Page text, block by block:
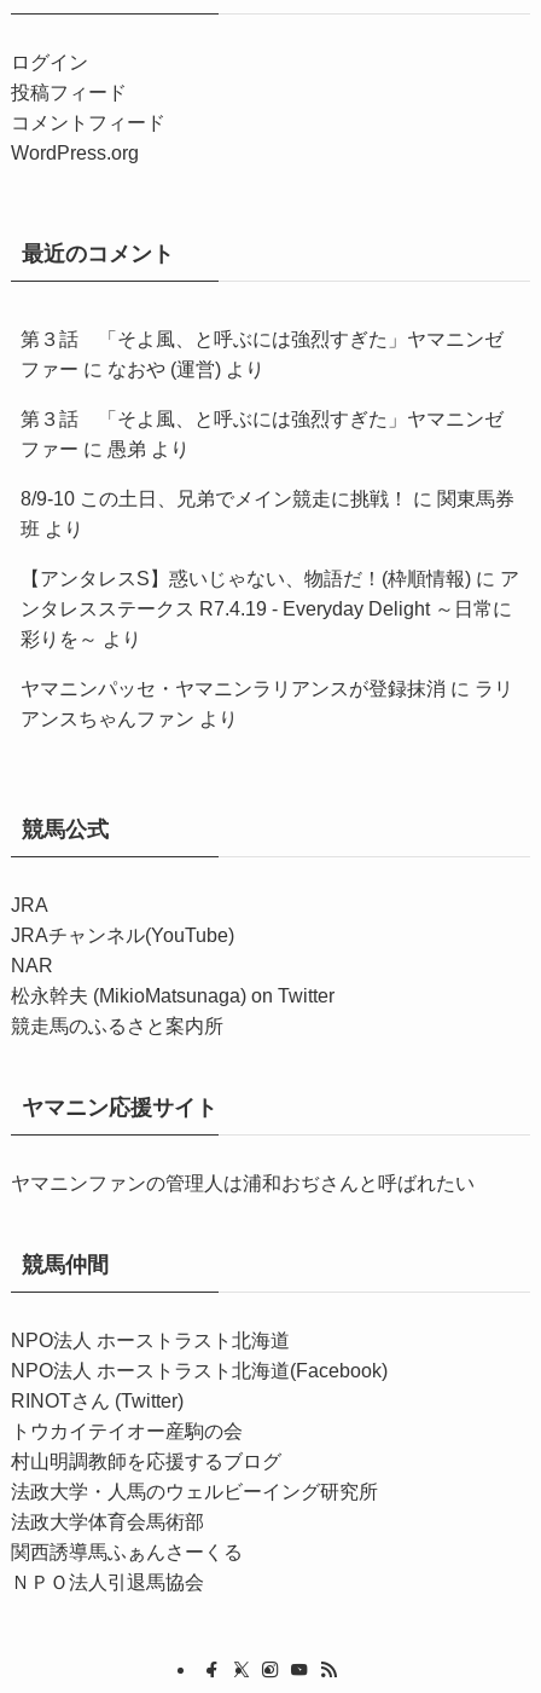
ログイン
投稿フィード
コメントフィード
WordPress.org
最近のコメント
第３話 「そよ風、と呼ぶには強烈すぎた」ヤマニンゼ
ファー に なおや (運営)より
第３話 「そよ風、と呼ぶには強烈すぎた」ヤマニンゼ
ファー に 愚弟 より
8/9-10 この土日、兄弟でメイン競走に挑戦！ に 関東馬券
班 より
【アンタレスS】惑いじゃない、物語だ！(枠順情報)に ア
ンタレスステークス R7.4.19 - Everyday Delight ～日常に
彩りを～ より
ヤマニンパッセ・ヤマニンラリアンスが登録抹消 に ラリ
アンスちゃんファン より
競馬公式
JRA
JRAチャンネル(YouTube)
NAR
松永幹夫 (MikioMatsunaga) on Twitter
競走馬のふるさと案内所
ヤマニン応援サイト
ヤマニンファンの管理人は浦和おぢさんと呼ばれたい
競馬仲間
NPO法人 ホーストラスト北海道
NPO法人 ホーストラスト北海道(Facebook)
RINOTさん (Twitter)
トウカイテイオー産駒の会
村山明調教師を応援するブログ
法政大学・人馬のウェルビーイング研究所
法政大学体育会馬術部
関西誘導馬ふぁんさーくる
ＮＰＯ法人引退馬協会